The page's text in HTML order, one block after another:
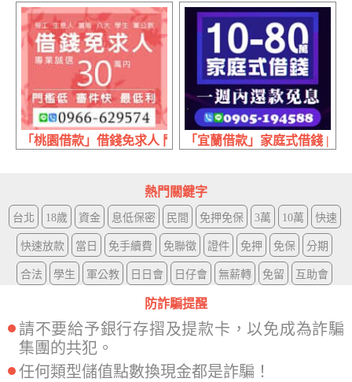
「桃園借款」借錢免求人 門檻低審核快最低利 | 30萬內 專
「宜蘭借款」家庭式借錢 |
熱門關鍵字
台北 18歲 資金 息低保密 民間 免押免保 3萬 10萬 快速
快速放款 當日 免手續費 免聯徵 證件 免押 免保 分期
合法 學生 軍公教 日日會 日仔會 無薪轉 免留 互助會
防詐騙提醒
請不要給予銀行存摺及提款卡，以免成為詐騙
集團的共犯。
任何類型儲值點數換現金都是詐騙！